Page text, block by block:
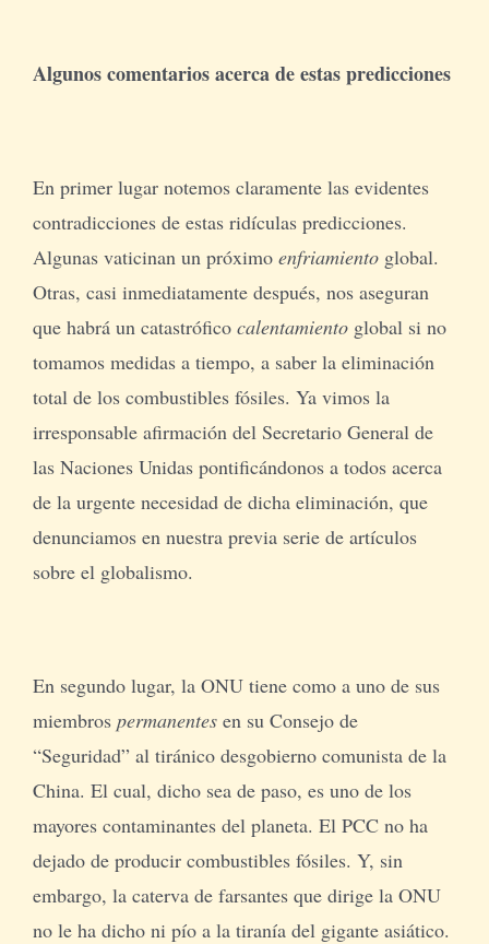
Algunos comentarios acerca de estas predicciones
En primer lugar notemos claramente las evidentes
contradicciones de estas ridículas predicciones.
Algunas vaticinan un próximo enfriamientoglobal.
Otras, casi inmediatamente después, nos aseguran
que habrá un catastrófico calentamientoglobal si no
tomamos medidas a tiempo, a saber la eliminación
total de los combustibles fósiles. Ya vimos la
irresponsable afirmación del Secretario General de
las Naciones Unidas pontificándonos a todos acerca
de la urgente necesidad de dicha eliminación, que
denunciamos en nuestra previa serie de artículos
sobre el globalismo.
En segundo lugar, la ONU tiene como a uno de sus
miembros permanentesen su Consejo de
“Seguridad” al tiránico desgobierno comunista de la
China. El cual, dicho sea de paso, es uno de los
mayores contaminantes del planeta. El PCC no ha
dejado de producir combustibles fósiles. Y, sin
embargo, la caterva de farsantes que dirige la ONU
no le ha dicho ni pío a la tiranía del gigante asiático.